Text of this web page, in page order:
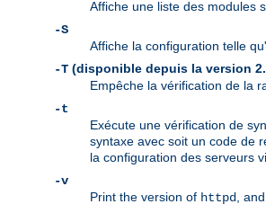
Affiche une liste des modules
-S
Affiche la configuration telle
-T (disponible depuis la version
Empêche la vérification de la
-t
Exécute une vérification de
syntaxe avec soit un code de
la configuration des serveurs
-v
Print the version of httpd
,